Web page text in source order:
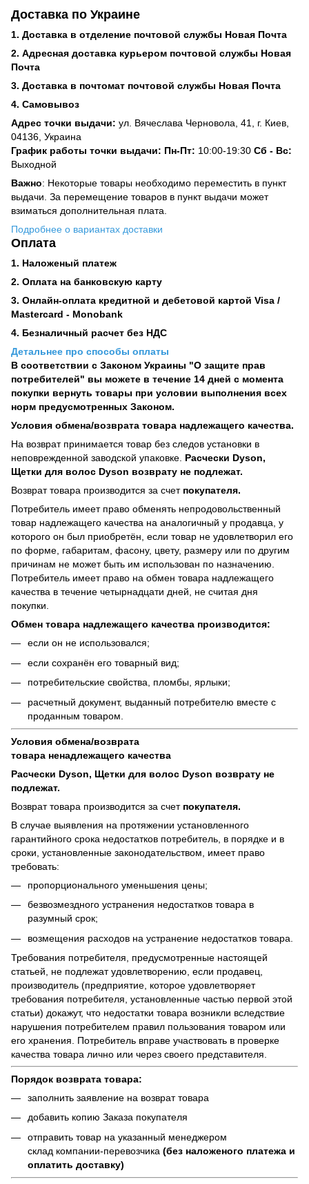
Доставка по Украине
1. Доставка в отделение почтовой службы Новая Почта
2. Адресная доставка курьером почтовой службы Новая
Почта
3. Доставка в почтомат почтовой службы Новая Почта
4. Самовывоз
Адрес точки выдачи: ул. Вячеслава Черновола, 41, г. Киев,
04136, Украина
График работы точки выдачи: Пн-Пт: 10:00-19:30 Сб - Вс:
Выходной
Важно: Некоторые товары необходимо переместить в пункт
выдачи. За перемещение товаров в пункт выдачи может
взиматься дополнительная плата.
Подробнее о вариантах доставки
Оплата
1. Наложеный платеж
2. Оплата на банковскую карту
3. Онлайн-оплата кредитной и дебетовой картой Visa /
Mastercard - Monobank
4. Безналичный расчет без НДС
Детальнее про способы оплаты
В соответствии с Законом Украины "О защите прав
потребителей" вы можете в течение 14 дней с момента
покупки вернуть товары при условии выполнения всех
норм предусмотренных Законом.
Условия обмена/возврата товара надлежащего качества.
На возврат принимается товар без следов установки в
неповрежденной заводской упаковке. Расчески Dyson,
Щетки для волос Dyson возврату не подлежат.
Возврат товара производится за счет покупателя.
Потребитель имеет право обменять непродовольственный
товар надлежащего качества на аналогичный у продавца, у
которого он был приобретён, если товар не удовлетворил его
по форме, габаритам, фасону, цвету, размеру или по другим
причинам не может быть им использован по назначению.
Потребитель имеет право на обмен товара надлежащего
качества в течение четырнадцати дней, не считая дня
покупки.
Обмен товара надлежащего качества производится:
если он не использовался;
если сохранён его товарный вид;
потребительские свойства, пломбы, ярлыки;
расчетный документ, выданный потребителю вместе с
проданным товаром.
Условия обмена/возврата
товара ненадлежащего качества
Расчески Dyson, Щетки для волос Dyson возврату не
подлежат.
Возврат товара производится за счет покупателя.
В случае выявления на протяжении установленного
гарантийного срока недостатков потребитель, в порядке и в
сроки, установленные законодательством, имеет право
требовать:
пропорционального уменьшения цены;
безвозмездного устранения недостатков товара в
разумный срок;
возмещения расходов на устранение недостатков товара.
Требования потребителя, предусмотренные настоящей
статьей, не подлежат удовлетворению, если продавец,
производитель (предприятие, которое удовлетворяет
требования потребителя, установленные частью первой этой
статьи) докажут, что недостатки товара возникли вследствие
нарушения потребителем правил пользования товаром или
его хранения. Потребитель вправе участвовать в проверке
качества товара лично или через своего представителя.
Порядок возврата товара:
заполнить заявление на возврат товара
добавить копию Заказа покупателя
отправить товар на указанный менеджером
склад компании-перевозчика (без наложеного платежа и
оплатить доставку)